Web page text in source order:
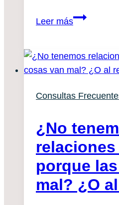
Leer más¿Por
infiel
la
felizmente
Consultas
¿No
porque
mal? ¿O